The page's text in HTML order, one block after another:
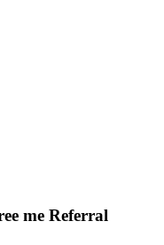
me Referral